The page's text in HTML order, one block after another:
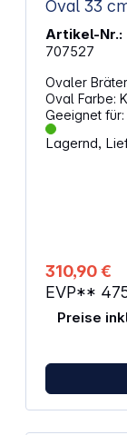
Oval 33
Artikel-Nr.:
707527
Ovaler Bräter
Oval Farbe: Kirschrot Hitzebeständigkeit: bis 260° C
Geeignet für: Backofen mit Grillfunktion Backofen
Elektroherd Glaskeramik-Kochfeld Gasherd
Induktionsherd
Lagernd,
310,90 €
EVP**
Preise